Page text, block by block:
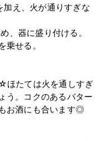
え、火が通りすぎな
、器に盛り付ける。
せる。
ほたては火を通しすぎ
う。コクのあるバター
お酒にも合います◎